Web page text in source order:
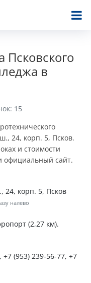
в
15
24, корп. 5, Псков.
и стоимости
официальный сайт.
24, корп. 5, Псков
налево
(2,27 км).
+7 (953) 239-56-77, +7